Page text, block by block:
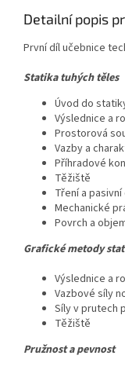
Detailní popis
První díl učebnice
Statika tuhých těles
Úvod do
Výslednice a
Prostorová
Vazby a
Příhradové
Těžiště
Tření a
Mechanické
Povrch a
Grafické metody
Výslednice a
Vazbové síly
Síly v prutech
Těžiště
Pružnost a pevnost